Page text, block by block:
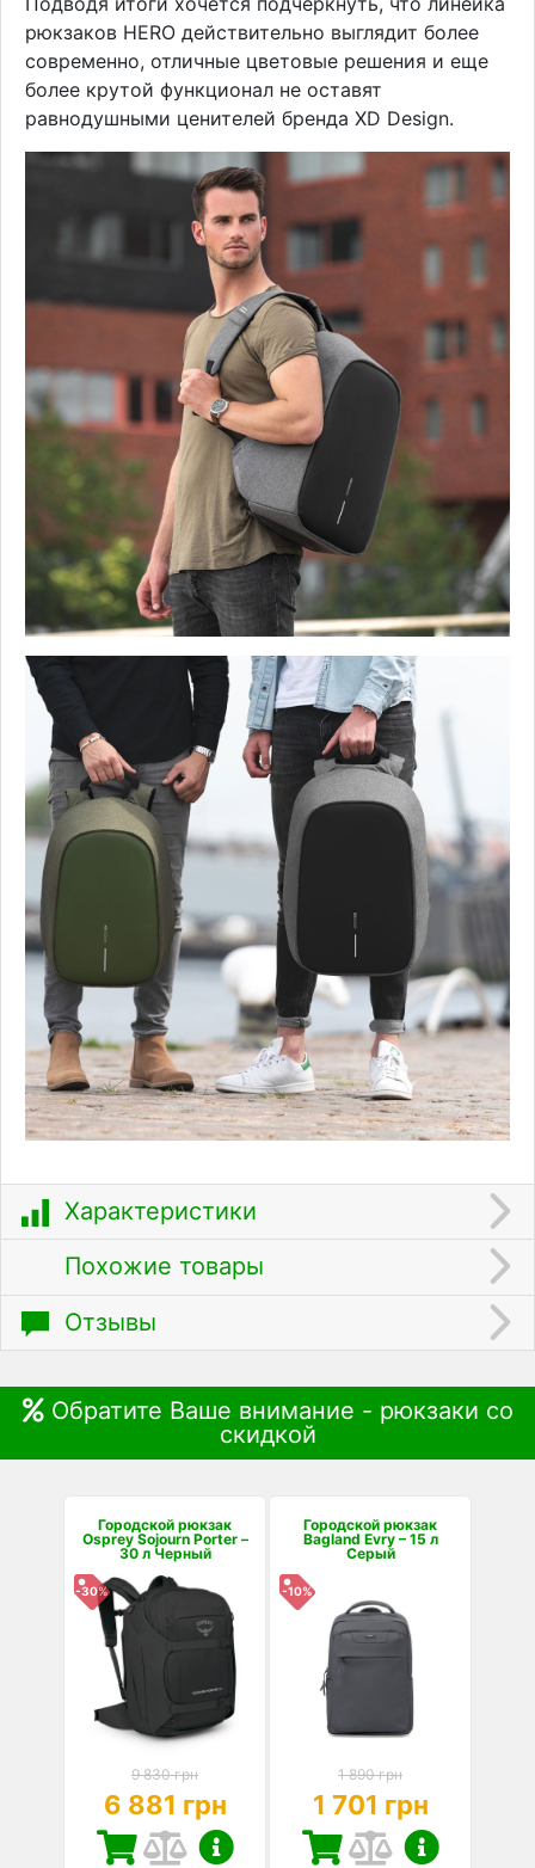
рюкзаков HERO действительно выглядит более
современно, отличные цветовые решения и еще
более крутой функционал не оставят
равнодушными ценителей бренда XD Design.
Характеристики
Похожие товары
Отзывы
Обратите Ваше внимание - рюкзаки со
скидкой
Городской рюкзак
Osprey Sojourn Porter –
30 л Черный
-30%
9 830 грн
6 881 грн
Городской рюкзак
Bagland Evry – 15 л
Серый
-10%
1 890 грн
1 701 грн